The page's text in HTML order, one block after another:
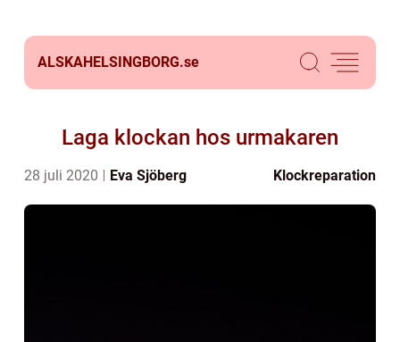
ALSKAHELSINGBORG.se
Laga klockan hos urmakaren
28 juli 2020 Eva Sjöberg Klockreparation